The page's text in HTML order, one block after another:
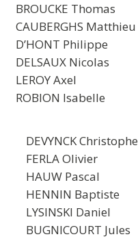
BROUCKE Thomas
CAUBERGHS Matthieu
D’HONT Philippe
DELSAUX Nicolas
LEROY Axel
ROBION Isabelle
DEVYNCK Christophe
FERLA Olivier
HAUW Pascal
HENNIN Baptiste
LYSINSKI Daniel
BUGNICOURT Jules